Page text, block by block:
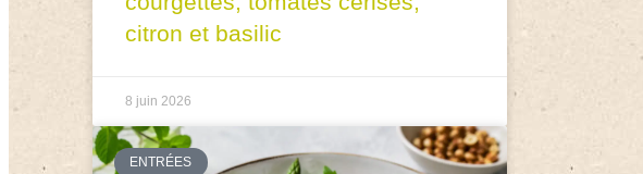
citron et basilic
8 juin 2026
ENTRÉES